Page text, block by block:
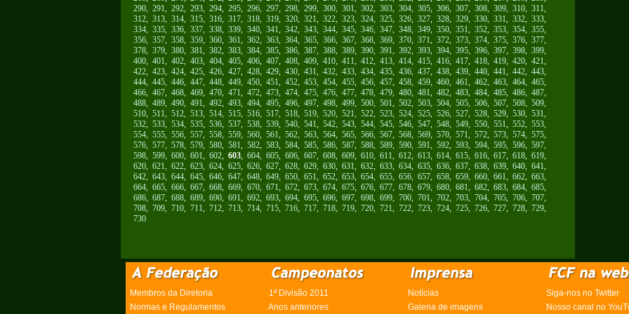
290, 291, 292, 293, 294, 295, 296, 297, 298, 299, 300, 301, 302, 303, 304, 305, 306, 307, 308, 309, 310, 311,
312, 313, 314, 315, 316, 317, 318, 319, 320, 321, 322, 323, 324, 325, 326, 327, 328, 329, 330, 331, 332, 333,
334, 335, 336, 337, 338, 339, 340, 341, 342, 343, 344, 345, 346, 347, 348, 349, 350, 351, 352, 353, 354, 355,
356, 357, 358, 359, 360, 361, 362, 363, 364, 365, 366, 367, 368, 369, 370, 371, 372, 373, 374, 375, 376, 377,
378, 379, 380, 381, 382, 383, 384, 385, 386, 387, 388, 389, 390, 391, 392, 393, 394, 395, 396, 397, 398, 399,
400, 401, 402, 403, 404, 405, 406, 407, 408, 409, 410, 411, 412, 413, 414, 415, 416, 417, 418, 419, 420, 421,
422, 423, 424, 425, 426, 427, 428, 429, 430, 431, 432, 433, 434, 435, 436, 437, 438, 439, 440, 441, 442, 443,
444, 445, 446, 447, 448, 449, 450, 451, 452, 453, 454, 455, 456, 457, 458, 459, 460, 461, 462, 463, 464, 465,
466, 467, 468, 469, 470, 471, 472, 473, 474, 475, 476, 477, 478, 479, 480, 481, 482, 483, 484, 485, 486, 487,
488, 489, 490, 491, 492, 493, 494, 495, 496, 497, 498, 499, 500, 501, 502, 503, 504, 505, 506, 507, 508, 509,
510, 511, 512, 513, 514, 515, 516, 517, 518, 519, 520, 521, 522, 523, 524, 525, 526, 527, 528, 529, 530, 531,
532, 533, 534, 535, 536, 537, 538, 539, 540, 541, 542, 543, 544, 545, 546, 547, 548, 549, 550, 551, 552, 553,
554, 555, 556, 557, 558, 559, 560, 561, 562, 563, 564, 565, 566, 567, 568, 569, 570, 571, 572, 573, 574, 575,
576, 577, 578, 579, 580, 581, 582, 583, 584, 585, 586, 587, 588, 589, 590, 591, 592, 593, 594, 595, 596, 597,
598, 599, 600, 601, 602, 603, 604, 605, 606, 607, 608, 609, 610, 611, 612, 613, 614, 615, 616, 617, 618, 619,
620, 621, 622, 623, 624, 625, 626, 627, 628, 629, 630, 631, 632, 633, 634, 635, 636, 637, 638, 639, 640, 641,
642, 643, 644, 645, 646, 647, 648, 649, 650, 651, 652, 653, 654, 655, 656, 657, 658, 659, 660, 661, 662, 663,
664, 665, 666, 667, 668, 669, 670, 671, 672, 673, 674, 675, 676, 677, 678, 679, 680, 681, 682, 683, 684, 685,
686, 687, 688, 689, 690, 691, 692, 693, 694, 695, 696, 697, 698, 699, 700, 701, 702, 703, 704, 705, 706, 707,
708, 709, 710, 711, 712, 713, 714, 715, 716, 717, 718, 719, 720, 721, 722, 723, 724, 725, 726, 727, 728, 729,
730
Membros da Diretoria 1ª Divisão 2011 Notícias
Siga-nos no Twitter
Normas e Regulamentos
Anos anteriores Galeria de imagens Nosso canal no